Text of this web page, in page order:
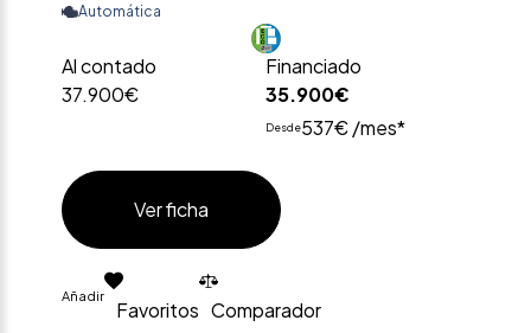
Automática
Al contado
37.900€
Financiado
35.900€
Desde537€ /mes*
Ver ficha
Añadir
Favoritos Comparador